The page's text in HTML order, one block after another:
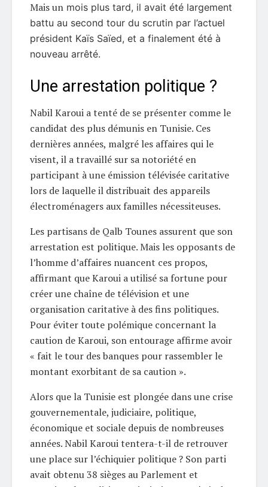
Mais un mois plus tard, il avait été largement
battu au second tour du scrutin par l’actuel
président Kaïs Saïed, et a finalement été à
nouveau arrêté.
Une arrestation politique ?
Nabil Karoui a tenté de se présenter comme le
candidat des plus démunis en Tunisie. Ces
dernières années, malgré les affaires qui le
visent, il a travaillé sur sa notoriété en
participant à une émission télévisée caritative
lors de laquelle il distribuait des appareils
électroménagers aux familles nécessiteuses.
Les partisans de Qalb Tounes assurent que son
arrestation est politique. Mais les opposants de
l’homme d’affaires nuancent ces propos,
affirmant que Karoui a utilisé sa fortune pour
créer une chaîne de télévision et une
organisation caritative à des fins politiques.
Pour éviter toute polémique concernant la
caution de Karoui, son entourage affirme avoir
« fait le tour des banques pour rassembler le
montant exorbitant de sa caution ».
Alors que la Tunisie est plongée dans une crise
gouvernementale, judiciaire, politique,
économique et sociale depuis de nombreuses
années. Nabil Karoui tentera-t-il de retrouver
une place sur l’échiquier politique ? Son parti
avait obtenu 38 sièges au Parlement et